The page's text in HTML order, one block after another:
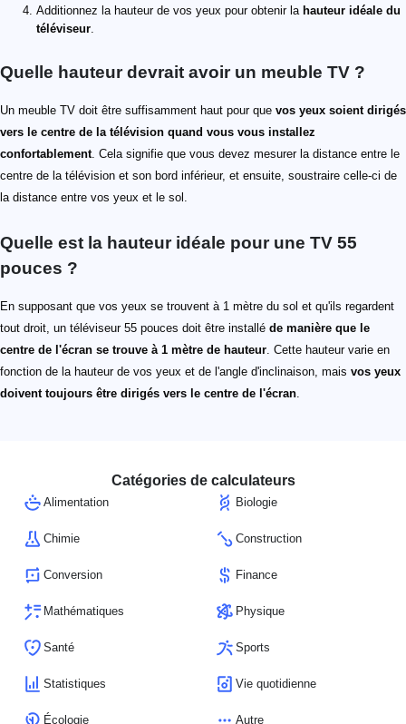
Additionnez la hauteur de vos yeux pour obtenir la hauteur idéale du
téléviseur.
Quelle hauteur devrait avoir un meuble TV ?
Un meuble TV doit être suffisamment haut pour que vos yeux soient dirigés
vers le centre de la télévision quand vous vous installez
confortablement. Cela signifie que vous devez mesurer la distance entre le
centre de la télévision et son bord inférieur, et ensuite, soustraire celle-ci de
la distance entre vos yeux et le sol.
Quelle est la hauteur idéale pour une TV 55
pouces ?
En supposant que vos yeux se trouvent à 1 mètre du sol et qu'ils regardent
tout droit, un téléviseur 55 pouces doit être installé de manière que le
centre de l'écran se trouve à 1 mètre de hauteur. Cette hauteur varie en
fonction de la hauteur de vos yeux et de l'angle d'inclinaison, mais vos yeux
doivent toujours être dirigés vers le centre de l'écran.
Catégories de calculateurs
Alimentation Biologie
Chimie Construction
Conversion Finance
Mathématiques Physique
Santé Sports
Statistiques Vie quotidienne
Écologie Autre